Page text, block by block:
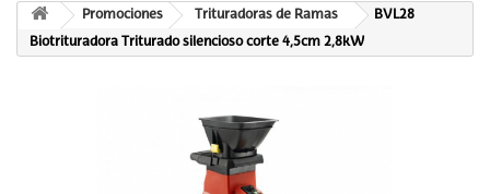
Promociones Trituradoras de Ramas BVL28
Biotrituradora Triturado silencioso corte 4,5cm 2,8kW